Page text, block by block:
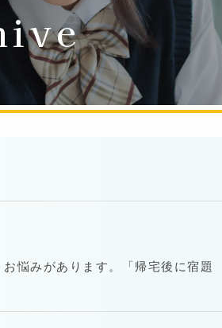
悩みがあります。「帰宅後に宿題